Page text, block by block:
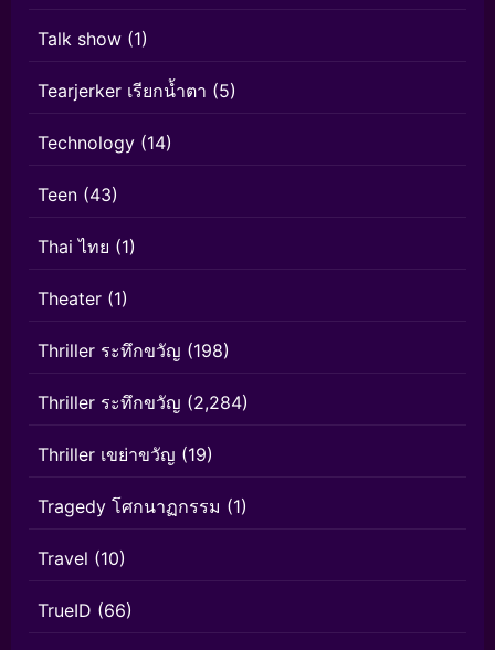
Talk show (1)
Tearjerker เรียกน้ำตา (5)
Technology (14)
Teen (43)
Thai ไทย (1)
Theater (1)
Thriller ระทึกขวัญ (198)
Thriller ระทึกขวัญ (2,284)
Thriller เขย่าขวัญ (19)
Tragedy โศกนาฏกรรม (1)
Travel (10)
TrueID (66)